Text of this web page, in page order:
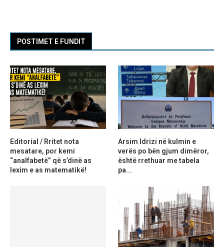
POSTIMET E FUNDIT
Editorial / Rritet nota
mesatare, por kemi
“analfabetë” që s’dinë as
lexim e as matematikë!
Arsim Idrizi në kulmin e
verës po bën gjum dimëror,
është rrethuar me tabela
pa...